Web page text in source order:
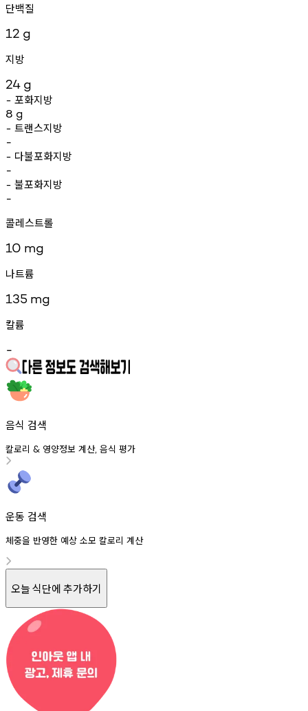
단백질
12 g
지방
24 g
- 포화지방
8 g
- 트랜스지방
-
- 다불포화지방
-
- 불포화지방
-
콜레스트롤
10 mg
나트륨
135 mg
칼륨
-
음식 검색
칼로리 & 영양정보 계산, 음식 평가
운동 검색
체중을 반영한 예상 소모 칼로리 계산
오늘 식단에 추가하기